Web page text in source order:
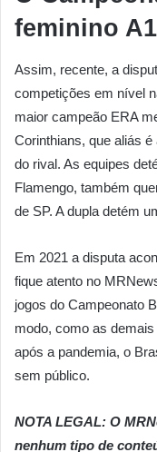
feminino
Assim, recente, a
competições em nível
maior campeão ERA
Corinthians, que aliás
do rival. As equipes
Flamengo, também
de SP. A dupla detém
Em 2021 a disputa
fique atento no
jogos do Campeonato
modo, como as
após a pandemia, o
sem público.
NOTA LEGAL: O
nenhum tipo de